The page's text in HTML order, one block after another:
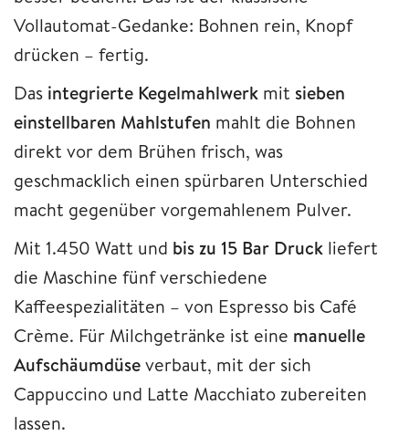
Vollautomat-Gedanke: Bohnen rein, Knopf
drücken – fertig.
Das integrierte Kegelmahlwerk mit sieben
einstellbaren Mahlstufen mahlt die Bohnen
direkt vor dem Brühen frisch, was
geschmacklich einen spürbaren Unterschied
macht gegenüber vorgemahlenem Pulver.
Mit 1.450 Watt und bis zu 15 Bar Druck liefert
die Maschine fünf verschiedene
Kaffeespezialitäten – von Espresso bis Café
Crème. Für Milchgetränke ist eine manuelle
Aufschäumdüseverbaut, mit der sich
Cappuccino und Latte Macchiato zubereiten
lassen.